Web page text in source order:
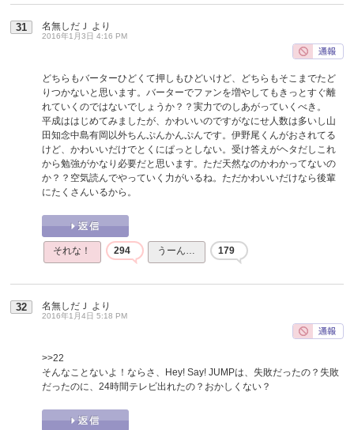
31 名無しだＪ より
2016年1月3日 4:16 PM
どちらもバーターひどくて押しもひどいけど、どちらもそこまでたど
りつかないと思います。バーターでファンを増やしてもきっとすぐ離
れていくのではないでしょうか？？実力でのしあがっていくべき。
平成ははじめてみましたが、かわいいのですがなにせ人数は多いし山
田知念中島有岡以外ちんぷんかんぷんです。伊野尾くんがおされてる
けど、かわいいだけでとくにぱっとしない。受け答えがヘタだしこれ
から勉強がかなり必要だと思います。ただ天然なのかわかってないの
か？？空気読んでやっていく力がいるね。ただかわいいだけなら後輩
にたくさんいるから。
それな！ 294 うーん… 179
32 名無しだＪ より
2016年1月4日 5:18 PM
>>22
そんなことないよ！ならさ、Hey! Say! JUMPは、失敗だったの？失敗
だったのに、24時間テレビ出れたの？おかしくない？